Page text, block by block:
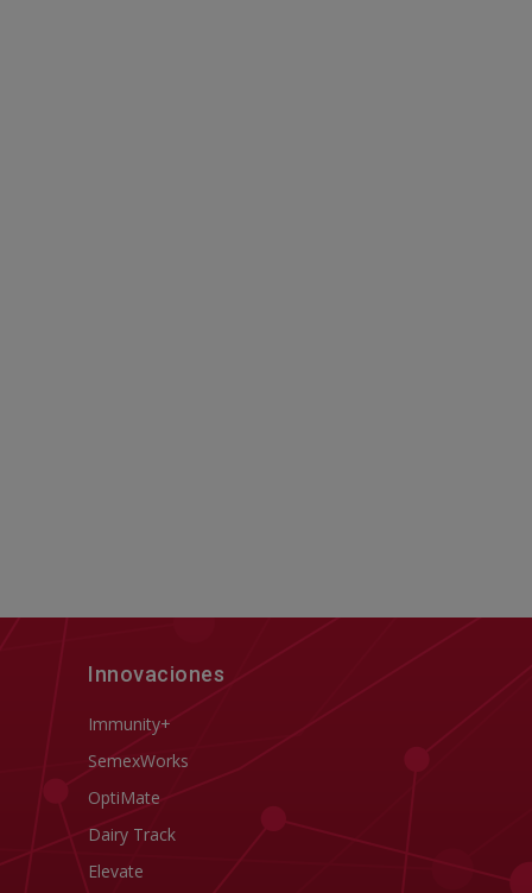
Innovaciones
Immunity+
SemexWorks
OptiMate
Dairy Track
Elevate